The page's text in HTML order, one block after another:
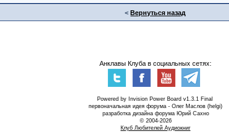
<Вернуться назад
Анклавы Клуба в социальных сетях:
Powered by Invision Power Board v1.3.1 Final
первоначальная идея форума - Олег Маслов (helgi)
разработка дизайна форума Юрий Сахно
© 2004-2026
Клуб Любителей Аудиокниг